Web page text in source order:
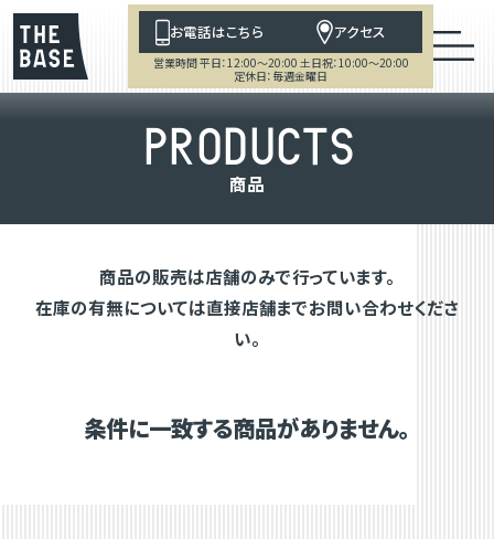
お電話はこちら アクセス
営業時間 平日：12:00～20:00 土日祝：10:00～20:00
定休日：毎週金曜日
PRODUCTS
商品
商品の販売は店舗のみで行っています。
在庫の有無については直接店舗までお問い合わせくださ
い。
条件に一致する商品がありません。